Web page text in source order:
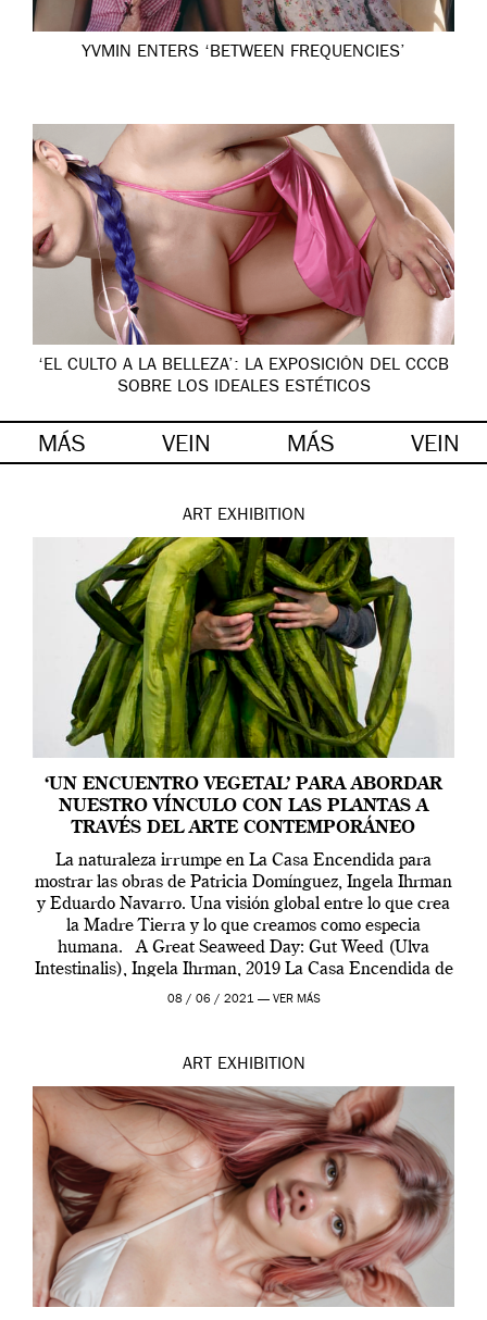
YVMIN ENTERS ‘BETWEEN FREQUENCIES’
‘EL CULTO A LA BELLEZA’: LA EXPOSICIÓN DEL CCCB
SOBRE LOS IDEALES ESTÉTICOS
MÁS VEIN MÁS VEIN
ART EXHIBITION
‘UN ENCUENTRO VEGETAL’ PARA ABORDAR
NUESTRO VÍNCULO CON LAS PLANTAS A
TRAVÉS DEL ARTE CONTEMPORÁNEO
La naturaleza irrumpe en La Casa Encendida para
mostrar las obras de Patricia Domínguez, Ingela Ihrman
y Eduardo Navarro. Una visión global entre lo que crea
la Madre Tierra y lo que creamos como especia
humana. A Great Seaweed Day: Gut Weed (Ulva
Intestinalis), Ingela Ihrman, 2019 La Casa Encendida de
Madrid y la Wellcome […]
08 / 06 / 2021 — VER MÁS
ART EXHIBITION